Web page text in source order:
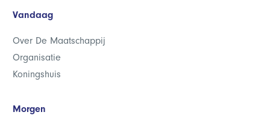
Vandaag
Over De Maatschappij
Organisatie
Koningshuis
Morgen